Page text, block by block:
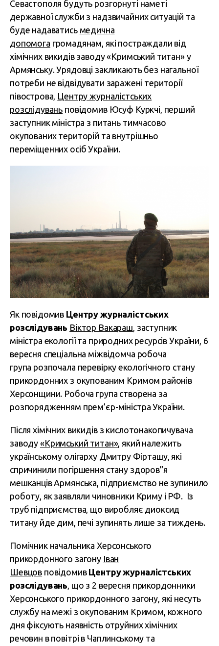
Севастополя будуть розгорнуті наметі
державної служби з надзвичайних ситуацій та
буде надаватись медична
допомога громадянам, які постраждали від
хімічних викидів заводу «Кримський титан» у
Армянську. Урядовці закликають без нагальної
потреби не відвідувати заражені території
півострова, Центру журналістських
розслідувань повідомив Юсуф Куркчі, перший
заступник міністра з питань тимчасово
окупованих територій та внутрішньо
переміщенних осіб України.
Як повідомив Центру журналістських
розслідувань Віктор Вакараш, заступник
міністра екології та природних ресурсів України, 6
вересня спеціальна міжвідомча робоча
група розпочала перевірку екологічного стану
прикордонних з окупованим Кримом районів
Херсонщини. Робоча група створена за
розпорядженням прем’єр-міністра України.
Після хімічних викидів з кислотонакопичувача
заводу «Кримський титан», який належить
українському олігарху Дмитру Фірташу, які
спричинили погіршення стану здоров”я
мешканців Армянська, підприємство не зупинило
роботу, як заявляли чиновники Криму і РФ. Із
труб підприємства, що виробляє диоксид
титану йде дим, печі зупинять лише за тиждень.
Помічник начальника Херсонського
прикордонного загону Іван
Шевцов повідомив Центру журналістських
розслідувань, що з 2 вересня прикордонники
Херсонського прикордонного загону, які несуть
службу на межі з окупованим Кримом, кожного
дня фіксують наявність отруйних хімічних
речовин в повітрі в Чаплинському та